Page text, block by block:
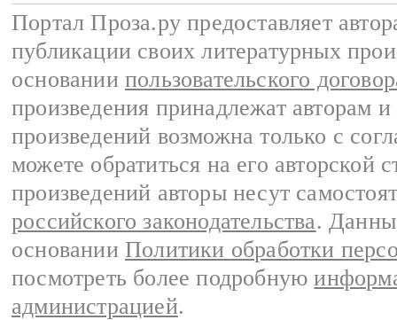
Портал Проза.ру предоставляет
публикации своих литературных
основании пользовательского
произведения принадлежат авторам
произведений возможна только с
можете обратиться на его авторской
произведений авторы несут
российского законодательства.
основании Политики обработки
посмотреть более подробную
администрацией.